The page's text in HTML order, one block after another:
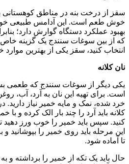
سقز از درخت بنه در مناطق کوهستانی
خوش طعم است. این آدامس طبیعی
بهبود عملکرد دستگاه گوارش دارد؛
که از بین سوغات سنندج یک گزینه خاص
انتخاب کنید، سقز یکی از بهترین موارد
نان کلانه
یکی دیگر از سوغات سنندج که طعمی
است. برای تهیه این نان به آرد، آب،
خرد شده، نمک و مایه خمیر نیاز دارید.
کلانه باید آرد را چند بار الک کرده و با
کنید. سپس باید خمیر را خوب ورز دهید
این مرحله باید روی خمیر را
تا آماده شود.
حال باید یک تکه از خمیر را برداشته و